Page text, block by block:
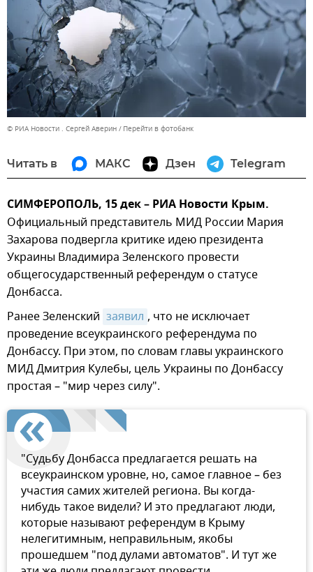
© РИА Новости . Сергей Аверин Перейти в фотобанк
Читать в МАКС Дзен Telegram
СИМФЕРОПОЛЬ, 15 дек – РИА Новости Крым.
Официальный представитель МИД России Мария
Захарова подвергла критике идею президента
Украины Владимира Зеленского провести
общегосударственный референдум о статусе
Донбасса.
Ранее Зеленский заявил , что не исключает
проведение всеукраинского референдума по
Донбассу. При этом, по словам главы украинского
МИД Дмитрия Кулебы, цель Украины по Донбассу
простая – "мир через силу".
"Судьбу Донбасса предлагается решать на
всеукраинском уровне, но, самое главное – без
участия самих жителей региона. Вы когда-
нибудь такое видели? И это предлагают люди,
которые называют референдум в Крыму
нелегитимным, неправильным, якобы
прошедшем "под дулами автоматов". И тут же